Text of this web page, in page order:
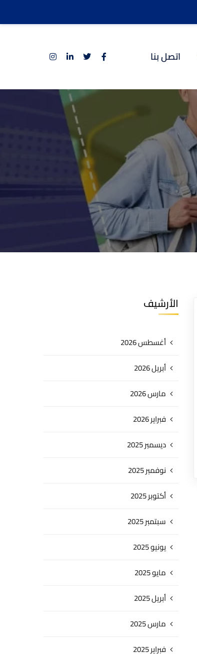
اتصل بنا
الأرشيف
أغسطس 2026
أبريل 2026
مارس 2026
فبراير 2026
ديسمبر 2025
نوفمبر 2025
أكتوبر 2025
سبتمبر 2025
يونيو 2025
مايو 2025
أبريل 2025
مارس 2025
فبراير 2025